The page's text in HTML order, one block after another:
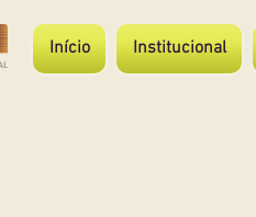
Início Institucional